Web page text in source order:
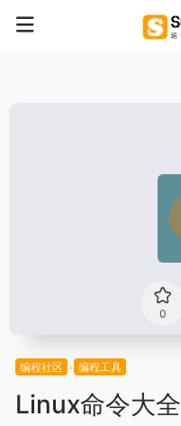
0
编程社区 编程工具
Linux命令大全